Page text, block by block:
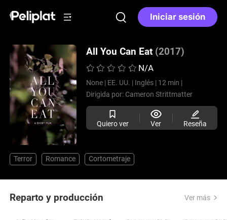
Iniciar sesión
All You Can Eat (2017)
N/A
None | EE. UU. | Inglés | 12 min |
Dirigida por: Cameron Strittmatter
Quiero ver Ver Reseña
Terror Romance Cortometraje
Reparto y producción Ver más